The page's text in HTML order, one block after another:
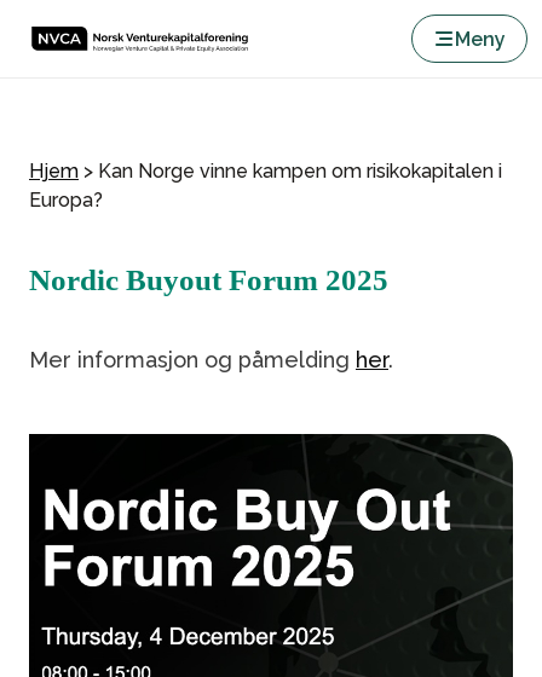
Meny
Hjem > Kan Norge vinne kampen om risikokapitalen i
Europa?